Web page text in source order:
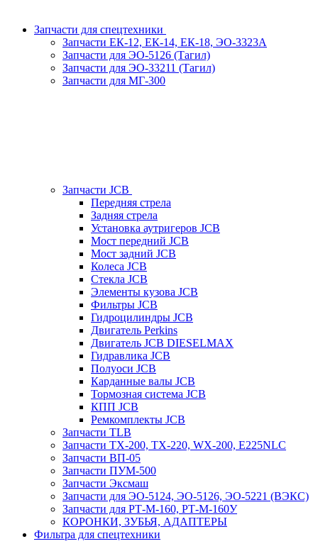
Запчасти для спецтехники
Запчасти ЕК-12, ЕК-14, ЕК-18, ЭО-3323А
Запчасти для ЭО-5126 (Тагил)
Запчасти для ЭО-33211 (Тагил)
Запчасти для МГ-300
Запчасти JCB
Передняя стрела
Задняя стрела
Установка аутригеров JCB
Мост передний JCB
Мост задний JCB
Колеса JCB
Стекла JCB
Элементы кузова JCB
Фильтры JCB
Гидроцилиндры JCB
Двигатель Perkins
Двигатель JCB DIESELMAX
Гидравлика JCB
Полуоси JCB
Карданные валы JCB
Тормозная система JCB
КПП JCB
Ремкомплекты JCB
Запчасти TLB
Запчасти TX-200, TX-220, WX-200, E225NLC
Запчасти ВП-05
Запчасти ПУМ-500
Запчасти Эксмаш
Запчасти для ЭО-5124, ЭО-5126, ЭО-5221 (ВЭКС)
Запчасти для РТ-М-160, РТ-М-160У
КОРОНКИ, ЗУБЬЯ, АДАПТЕРЫ
Фильтра для спецтехники